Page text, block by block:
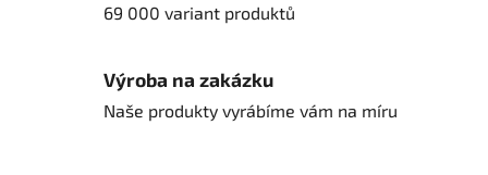
69 000 variant produktů
Výroba na zakázku
Naše produkty vyrábíme vám na míru